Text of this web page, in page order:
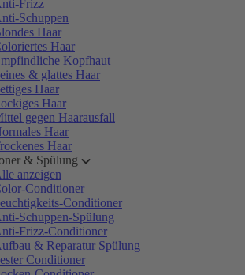
Frizz
Schuppen
Haar
Haar
Kopfhaut
& glattes Haar
Haar
Haar
gegen Haarausfall
Haar
Haar
& Spülung
anzeigen
Conditioner
Conditioner
Schuppen-Spülung
Frizz-Conditioner
& Reparatur Spülung
Conditioner